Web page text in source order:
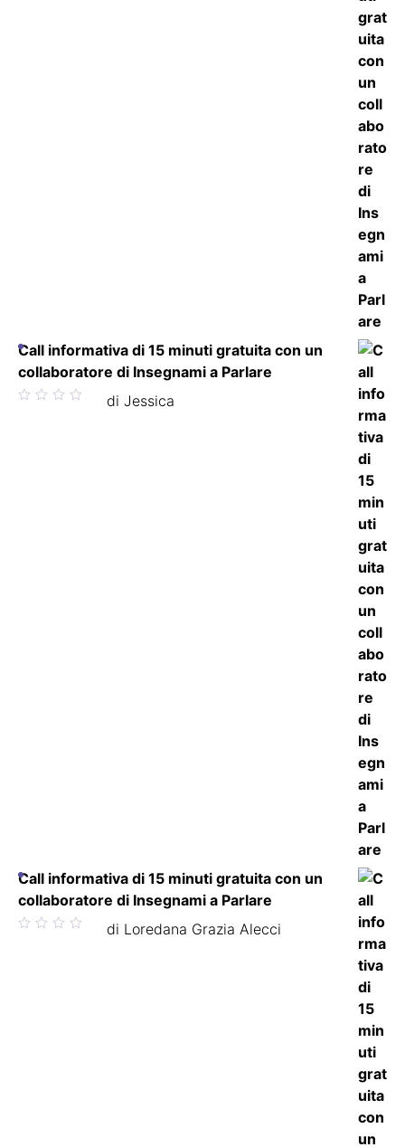
Call informativa di 15 minuti gratuita con un
collaboratore di Insegnami a Parlare
Valutato di Jessica
Call informativa di 15 minuti gratuita con un
collaboratore di Insegnami a Parlare
Valutato di Loredana Grazia Alecci